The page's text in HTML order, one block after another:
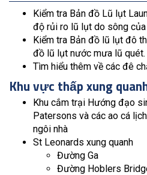
Kiểm tra Bản đồ Lũ lụt
độ rủi ro lũ lụt do sông của
Kiểm tra Bản đồ lũ lụt đô
đồ lũ lụt nước mưa lũ quét.
Tìm hiểu thêm về các đê
Khu vực thấp xung
Khu cắm trại Hướng đạo
Patersons và các ao cá
ngôi nhà
St Leonards xung quanh
Đường Ga
Đường Hoblers